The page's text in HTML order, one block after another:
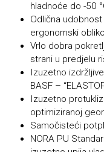
hladnoće do -50
Odlična
ergonomski
Vrlo dobra
strani u predjelu
Izuzetno
BASF –
Izuzetno
optimiziranoj
Samočisteći
NORA PU